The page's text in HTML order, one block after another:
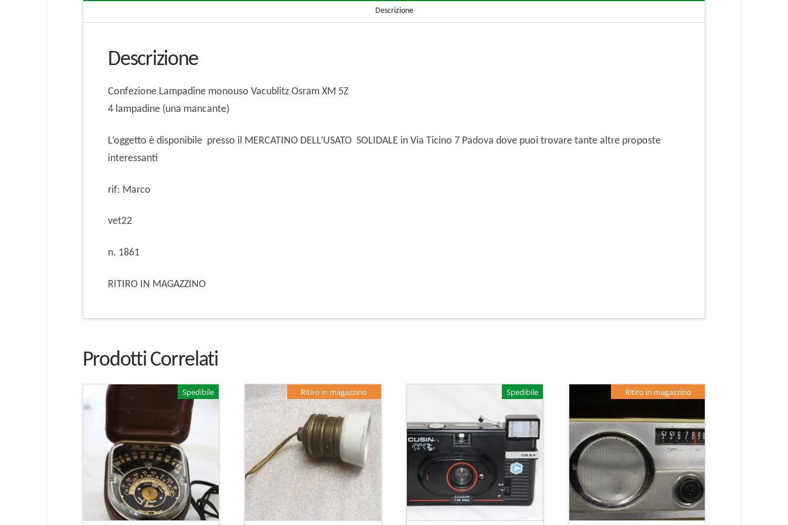
Descrizione
Descrizione
Confezione Lampadine monouso Vacublitz Osram XM 5Z
4 lampadine (una mancante)
L’oggetto è disponibile presso il MERCATINO DELL’USATO SOLIDALE in Via Ticino 7 Padova dove puoi trovare tante altre proposte
interessanti
rif: Marco
vet22
n. 1861
RITIRO IN MAGAZZINO
Prodotti Correlati
Spedibile Ritiro in magazzino Spedibile Ritiro in magazzino